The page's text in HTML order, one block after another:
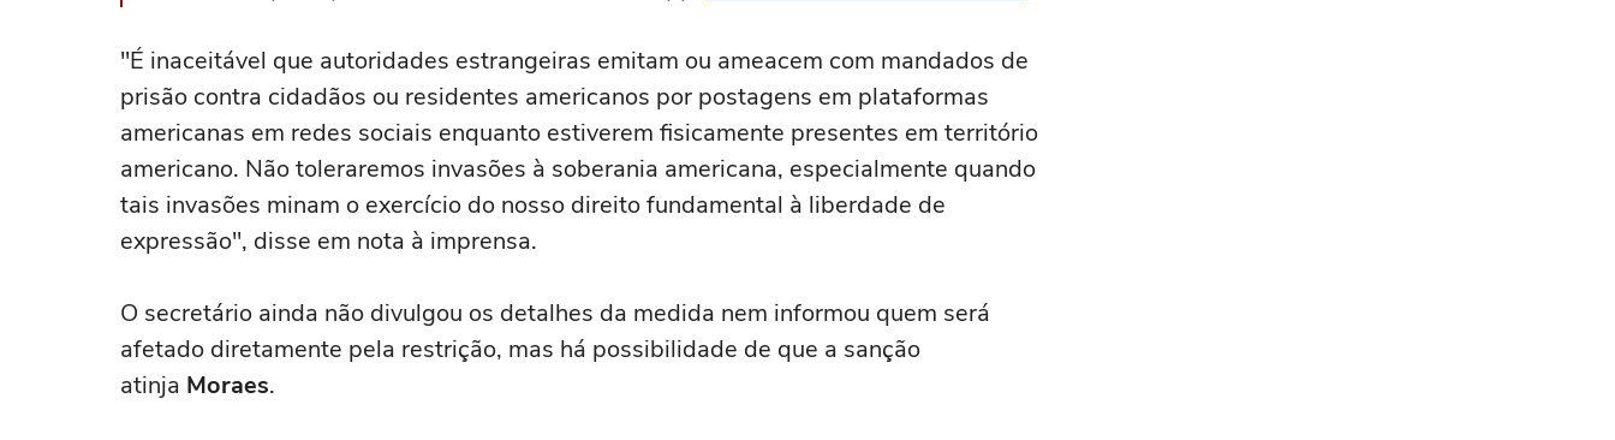
"É inaceitável que autoridades estrangeiras emitam ou ameacem com mandados de
prisão contra cidadãos ou residentes americanos por postagens em plataformas
americanas em redes sociais enquanto estiverem fisicamente presentes em território
americano. Não toleraremos invasões à soberania americana, especialmente quando
tais invasões minam o exercício do nosso direito fundamental à liberdade de
expressão", disse em nota à imprensa.
O secretário ainda não divulgou os detalhes da medida nem informou quem será
afetado diretamente pela restrição, mas há possibilidade de que a sanção
atinja Moraes.